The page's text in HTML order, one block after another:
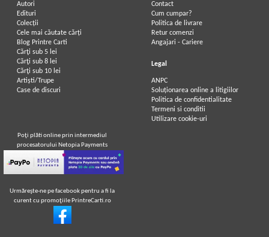
Autori
Edituri
Colecții
Cele mai căutate cărți
Blog Printre Carti
Cărţi sub 5 lei
Cărţi sub 8 lei
Cărţi sub 10 lei
Artiști/Trupe
Case de discuri
Contact
Cum cumpar?
Politica de livrare
Retur comenzi
Angajari - Cariere
Legal
ANPC
Soluționarea online a litigiilor
Politica de confidentialitate
Termeni si conditii
Utilizare cookie-uri
Poţi plăti online prin intermediul
procesatorului Netopia Payments
Urmăreşte-ne pe facebook pentru a fi la
curent cu promoţiile PrintreCarti.ro